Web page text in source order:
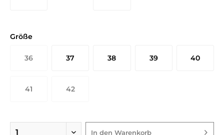
Größe
36 37 38 39 40
41 42
In den Warenkorb